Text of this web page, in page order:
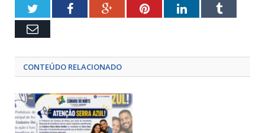
TwitterFacebookGoogle+PinterestLinkedInTumblr
Email
CONTEÚDO RELACIONADO